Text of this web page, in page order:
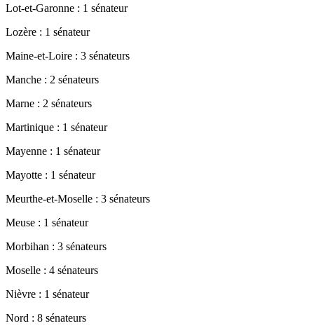
Lot-et-Garonne : 1 sénateur
Lozère : 1 sénateur
Maine-et-Loire : 3 sénateurs
Manche : 2 sénateurs
Marne : 2 sénateurs
Martinique : 1 sénateur
Mayenne : 1 sénateur
Mayotte : 1 sénateur
Meurthe-et-Moselle : 3 sénateurs
Meuse : 1 sénateur
Morbihan : 3 sénateurs
Moselle : 4 sénateurs
Nièvre : 1 sénateur
Nord : 8 sénateurs